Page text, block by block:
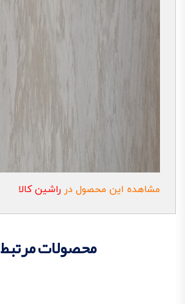
مشاهده این محصول در راشین کالا
محصولات مرتبط